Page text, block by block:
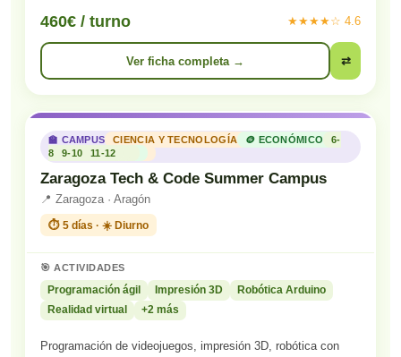
460€ / turno ★★★★☆ 4.6
Ver ficha completa → ⇄
🏫 CAMPUS CIENCIA Y TECNOLOGÍA 🪙 ECONÓMICO
6-
8
9-10 11-12
Zaragoza Tech & Code Summer Campus
📍 Zaragoza · Aragón
⏱️ 5 días · ☀️ Diurno
🎯 ACTIVIDADES
Programación ágil Impresión 3D
Robótica Arduino
Realidad virtual
+2 más
Programación de videojuegos, impresión 3D, robótica con